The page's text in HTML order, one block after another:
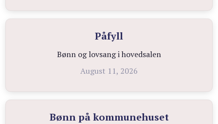
Påfyll
Bønn og lovsang i hovedsalen
August 11, 2026
Bønn på kommunehuset